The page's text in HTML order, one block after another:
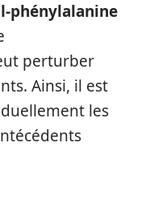
l-phénylalanine
perturber
Ainsi, il est
les